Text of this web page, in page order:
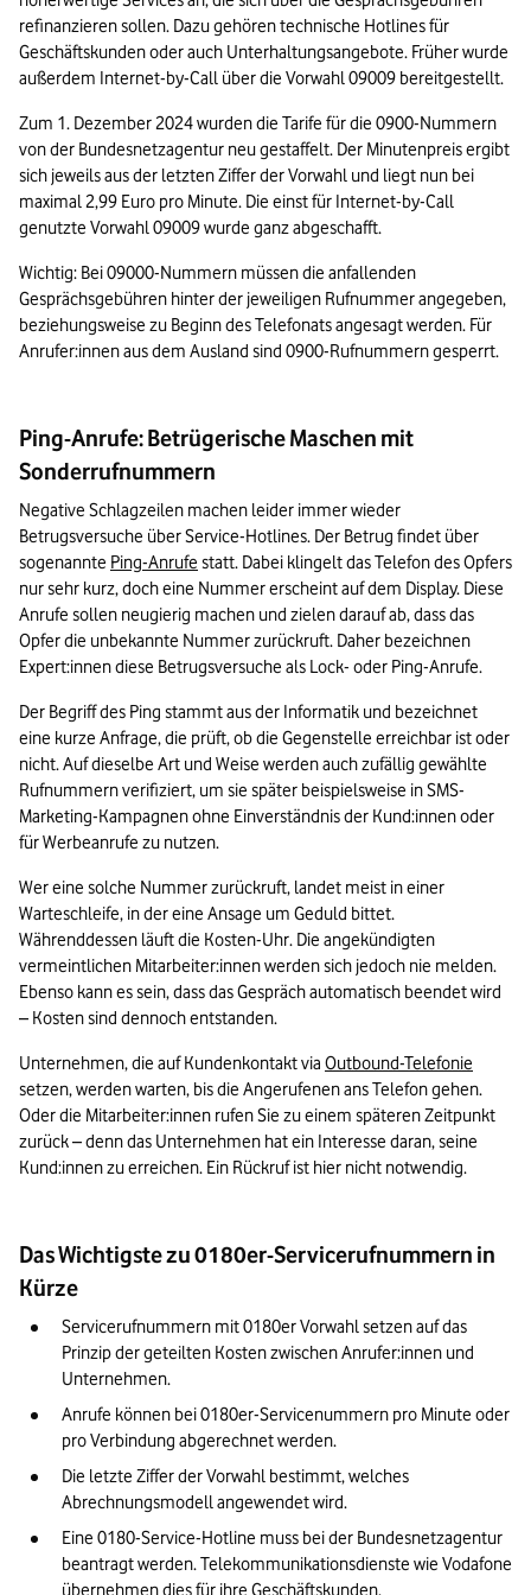
refinanzieren sollen. Dazu gehören technische Hotlines für
Geschäftskunden oder auch Unterhaltungsangebote. Früher wurde
außerdem Internet-by-Call über die Vorwahl 09009 bereitgestellt.
Zum 1. Dezember 2024 wurden die Tarife für die 0900-Nummern
von der Bundes­netz­agentur neu gestaffelt. Der Minutenpreis ergibt
sich jeweils aus der letzten Ziffer der Vorwahl und liegt nun bei
maximal 2,99 Euro pro Minute. Die einst für Internet-by-Call
genutzte Vorwahl 09009 wurde ganz abgeschafft.
Wichtig: Bei 09000-Nummern müssen die anfallenden
Gesprächsgebühren hinter der jeweiligen Rufnummer angegeben,
beziehungsweise zu Beginn des Telefonats angesagt werden. Für
Anrufer:innen aus dem Ausland sind 0900-Rufnummern gesperrt.
Ping-Anrufe: Betrügerische Maschen mit
Sonderrufnummern
Negative Schlagzeilen machen leider immer wieder
Betrugsversuche über Service-Hotlines. Der Betrug findet über
sogenannte Ping-Anrufe statt. Dabei klingelt das Telefon des Opfers
nur sehr kurz, doch eine Nummer erscheint auf dem Display. Diese
Anrufe sollen neugierig machen und zielen darauf ab, dass das
Opfer die unbekannte Nummer zurückruft. Daher bezeichnen
Expert:innen diese Betrugsversuche als Lock- oder Ping-Anrufe.
Der Begriff des Ping stammt aus der Informatik und bezeichnet
eine kurze Anfrage, die prüft, ob die Gegenstelle erreichbar ist oder
nicht. Auf dieselbe Art und Weise werden auch zufällig gewählte
Rufnummern verifiziert, um sie später beispielsweise in SMS-
Marketing-Kampagnen ohne Einverständnis der Kund:innen oder
für Werbeanrufe zu nutzen.
Wer eine solche Nummer zurückruft, landet meist in einer
Warteschleife, in der eine Ansage um Geduld bittet.
Währenddessen läuft die Kosten-Uhr. Die angekündigten
vermeintlichen Mitarbeiter:innen werden sich jedoch nie melden.
Ebenso kann es sein, dass das Gespräch automatisch beendet wird
– Kosten sind dennoch entstanden.
Unternehmen, die auf Kundenkontakt via Outbound-Telefonie
setzen, werden warten, bis die Angerufenen ans Telefon gehen.
Oder die Mitarbeiter:innen rufen Sie zu einem späteren Zeitpunkt
zurück – denn das Unternehmen hat ein Interesse daran, seine
Kund:innen zu erreichen. Ein Rückruf ist hier nicht notwendig.
Das Wichtigste zu 0180er-Servicerufnummern in
Kürze
Servicerufnummern mit 0180er Vorwahl setzen auf das
Prinzip der geteilten Kosten zwischen Anrufer:innen und
Unternehmen.
Anrufe können bei 0180er-Servicenummern pro Minute oder
pro Verbindung abgerechnet werden.
Die letzte Ziffer der Vorwahl bestimmt, welches
Abrechnungsmodell angewendet wird.
Eine 0180-Service-Hotline muss bei der Bundesnetzagentur
beantragt werden. Telekommunikationsdienste wie Vodafone
übernehmen dies für ihre Geschäftskunden.